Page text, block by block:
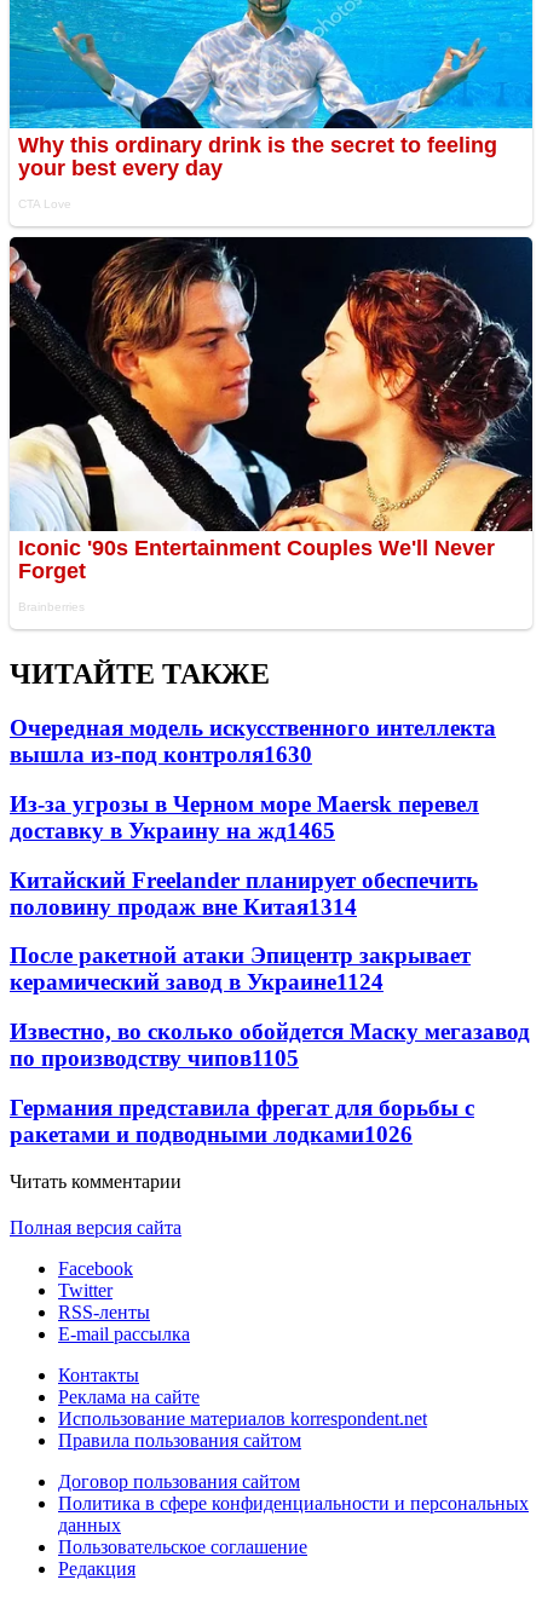
ЧИТАЙТЕ ТАКЖЕ
Очередная модель искусственного интеллекта
вышла из-под контроля1630
Из-за угрозы в Черном море Maersk перевел
доставку в Украину на жд1465
Китайский Freelander планирует обеспечить
половину продаж вне Китая1314
После ракетной атаки Эпицентр закрывает
керамический завод в Украине1124
Известно, во сколько обойдется Маску мегазавод
по производству чипов1105
Германия представила фрегат для борьбы с
ракетами и подводными лодками1026
Читать комментарии
Полная версия сайта
Facebook
Twitter
RSS-ленты
E-mail рассылка
Контакты
Реклама на сайте
Использование материалов korrespondent.net
Правила пользования сайтом
Договор пользования сайтом
Политика в сфере конфиденциальности и персональных
данных
Пользовательское соглашение
Редакция